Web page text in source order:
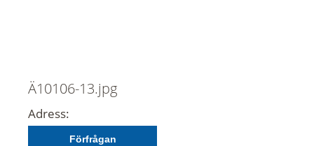
Ä10106-13.jpg
Adress:
Förfrågan